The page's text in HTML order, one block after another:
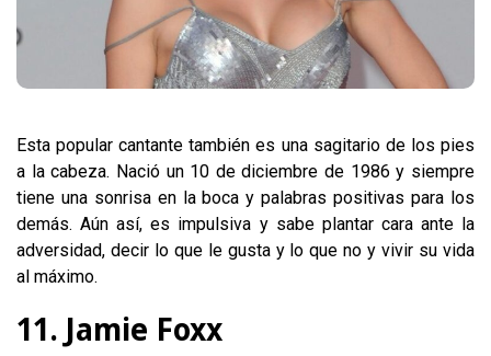
Esta popular cantante también es una sagitario de los pies
a la cabeza. Nació un 10 de diciembre de 1986 y siempre
tiene una sonrisa en la boca y palabras positivas para los
demás. Aún así, es impulsiva y sabe plantar cara ante la
adversidad, decir lo que le gusta y lo que no y vivir su vida
al máximo.
11. Jamie Foxx